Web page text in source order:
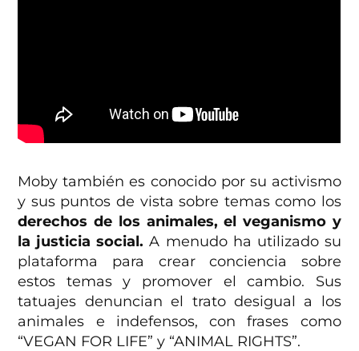
Moby también es conocido por su activismo
y sus puntos de vista sobre temas como los
derechos de los animales, el veganismo y
la justicia social. A menudo ha utilizado su
plataforma para crear conciencia sobre
estos temas y promover el cambio. Sus
tatuajes denuncian el trato desigual a los
animales e indefensos, con frases como
“VEGAN FOR LIFE” y “ANIMAL RIGHTS”.